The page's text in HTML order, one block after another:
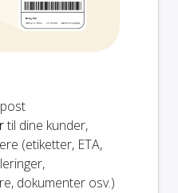
til dine kunder,
(etiketter, ETA,
dokumenter osv.)